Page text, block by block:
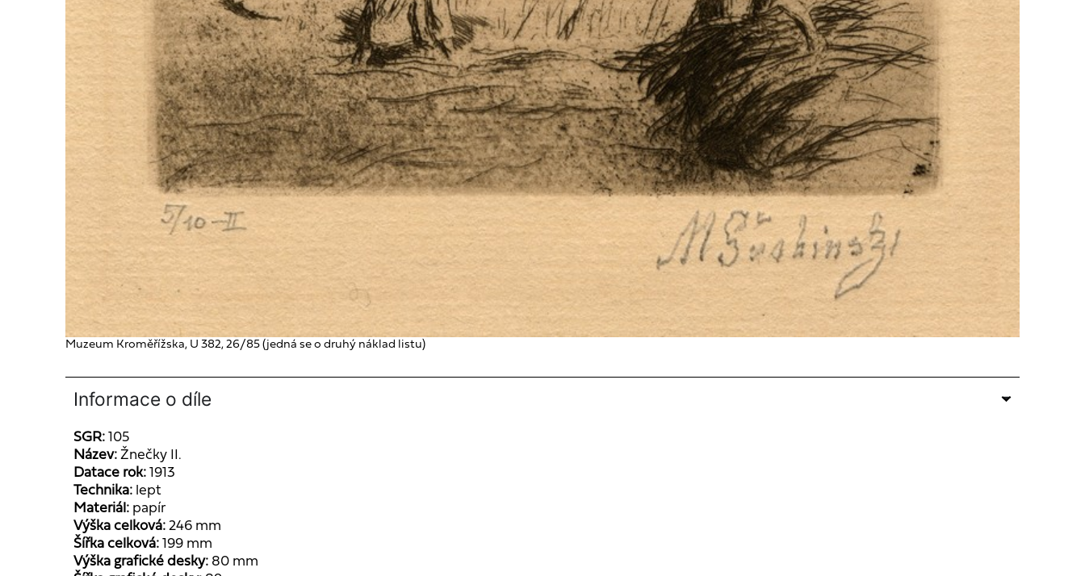
Muzeum Kroměřížska, U 382, 26/85 (jedná se o druhý náklad listu)
Informace o díle
SGR: 105
Název: Žnečky II.
Datace rok: 1913
Technika: lept
Materiál: papír
Výška celková: 246 mm
Šířka celková: 199 mm
Výška grafické desky: 80 mm